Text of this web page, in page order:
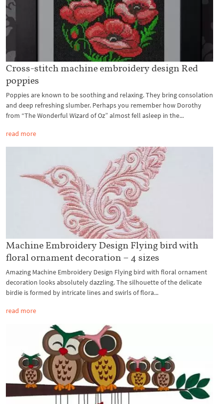
Cross-stitch machine embroidery design Red
poppies
Poppies are known to be soothing and relaxing. They bring consolation
and deep refreshing slumber. Perhaps you remember how Dorothy
from “The Wonderful Wizard of Oz” almost fell asleep in the...
read more
Machine Embroidery Design Flying bird with
floral ornament decoration – 4 sizes
Amazing Machine Embroidery Design Flying bird with floral ornament
decoration looks absolutely dazzling. The silhouette of the delicate
birdie is formed by intricate lines and swirls of flora...
read more